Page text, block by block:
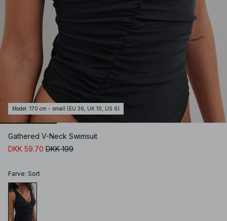
Model : 170 cm - small (EU 36, UK 10, US 6)
Gathered V-Neck Swimsuit
DKK 59.70 DKK 199
Farve: Sort